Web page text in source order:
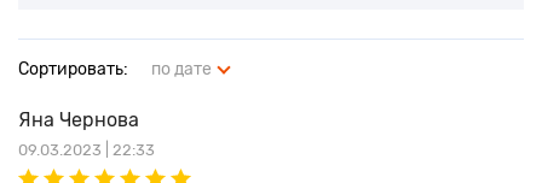
Сортировать: по дате
Яна Чернова
09.03.2023 | 22:33